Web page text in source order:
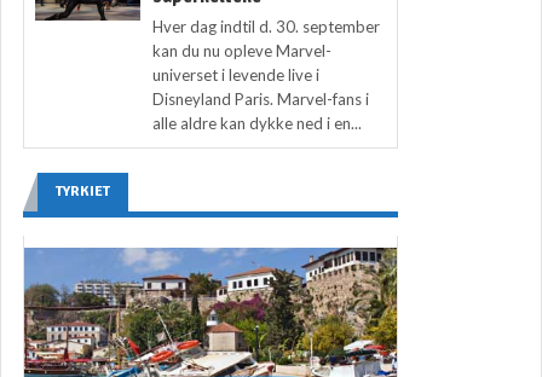
Hver dag indtil d. 30. september
kan du nu opleve Marvel-
universet i levende live i
Disneyland Paris. Marvel-fans i
alle aldre kan dykke ned i en...
TYRKIET